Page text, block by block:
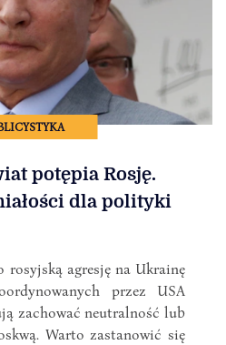
potępia Rosję.
dla polityki
rosyjską agresję na Ukrainę
przez USA
zachować neutralność lub
Warto zastanowić się